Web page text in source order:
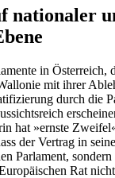
nationaler
in Österreich,
mit ihrer
durch die
hat »ernste
der Vertrag in
Parlament, sondern
Rat